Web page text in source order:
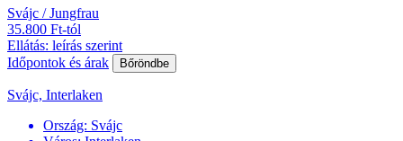
Svájc / Jungfrau
35.800 Ft-tól
Ellátás: leírás szerint
Időpontok és árak
Bőröndbe
Svájc, Interlaken
Ország: Svájc